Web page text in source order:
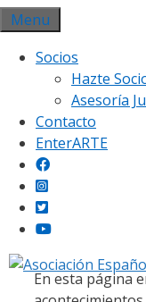
Saltar
al
contenido
Menu
Socios
Hazte
Asesoría
Contacto
EnterARTE
En esta página